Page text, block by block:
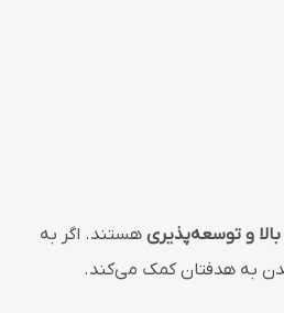
بالا و توسعه‌پذیریهستند. اگر به
به هدفتان کمک می‌کند.